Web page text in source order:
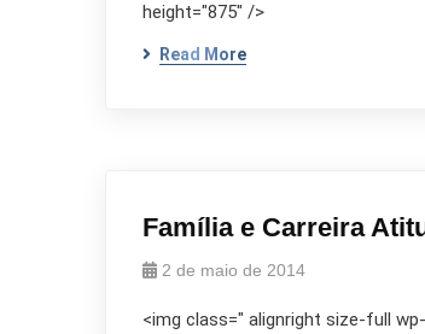
height="875" />
Read More
Família e Carreira
2 de maio de 2014
<img class=" alignright size-full